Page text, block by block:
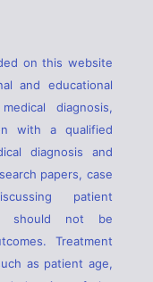
on this website
and educational
diagnosis,
with a qualified
diagnosis and
papers, case
patient
should not be
Treatment
as patient age,